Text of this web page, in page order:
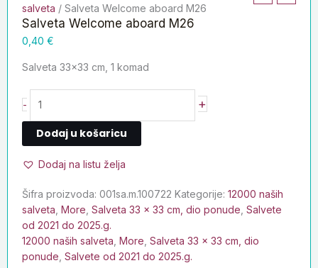
salveta / Salveta Welcome aboard M26
Salveta Welcome aboard M26
0,40 €
Salveta 33×33 cm, 1 komad
- +
Dodaj u košaricu
Dodaj na listu želja
Šifra proizvoda: 001sa.m.100722 Kategorije: 12000 naših
salveta More Salveta 33 x 33 cm, dio ponude Salvete
od 2021 do 2025.g.
12000 naših salveta More Salveta 33 x 33 cm, dio
ponude Salvete od 2021 do 2025.g.